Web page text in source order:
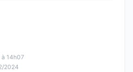
14h07
2024